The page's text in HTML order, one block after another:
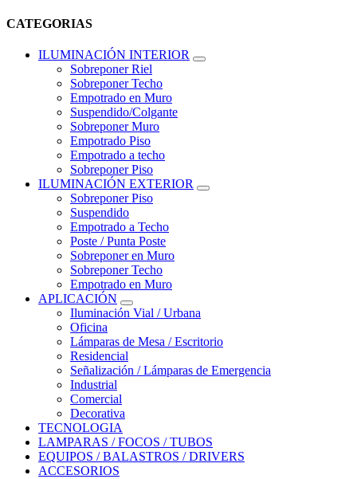
CATEGORIAS
ILUMINACIÓN INTERIOR
Sobreponer Riel
Sobreponer Techo
Empotrado en Muro
Suspendido/Colgante
Sobreponer Muro
Empotrado Piso
Empotrado a techo
Sobreponer Piso
ILUMINACIÓN EXTERIOR
Sobreponer Piso
Suspendido
Empotrado a Techo
Poste / Punta Poste
Sobreponer en Muro
Sobreponer Techo
Empotrado en Muro
APLICACIÓN
Iluminación Vial / Urbana
Oficina
Lámparas de Mesa / Escritorio
Residencial
Señalización / Lámparas de Emergencia
Industrial
Comercial
Decorativa
TECNOLOGIA
LAMPARAS / FOCOS / TUBOS
EQUIPOS / BALASTROS / DRIVERS
ACCESORIOS